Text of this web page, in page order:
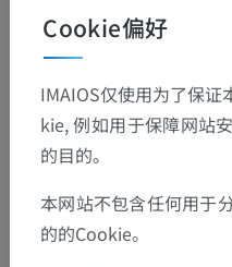
Cookie偏好
IMAIOS仅使用为了保
kie, 例如用于保障网站
的目的。
本网站不包含任何用于
的的Cookie。